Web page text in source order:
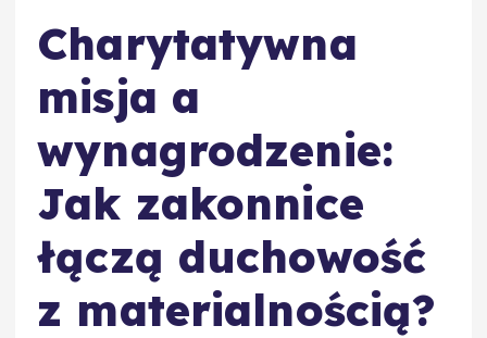
Charytatywna
misja a
wynagrodzenie:
Jak zakonnice
łączą duchowość
z materialnością?